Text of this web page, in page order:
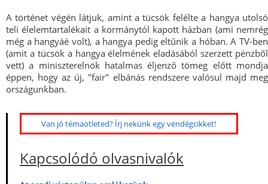
A történet végén látjuk, amint a tücsök felélte a hangya utolsó
teli élelemtartalékait a kormánytól kapott házban (ami nemrég
még a hangyáé volt), a hangya pedig eltűnik a hóban. A TV-ben
(amit a tücsök a hangya élelmének eladásából szerzett pénzből
vett) a miniszterelnök hatalmas éljenző tömeg előtt mondja
éppen, hogy az új, "fair" elbánás rendszere valósul majd meg
országunkban.
Van jó témaötleted? Írj nekünk egy vendégcikket!
Kapcsolódó olvasnivalók